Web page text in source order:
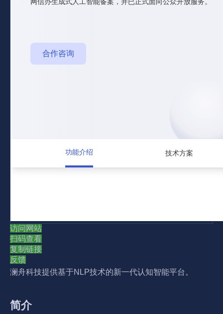
访问网站
扫码查看
复制链接
反馈
澜舟科技提供基于NLP技术的新一代认知智能平台。
简介